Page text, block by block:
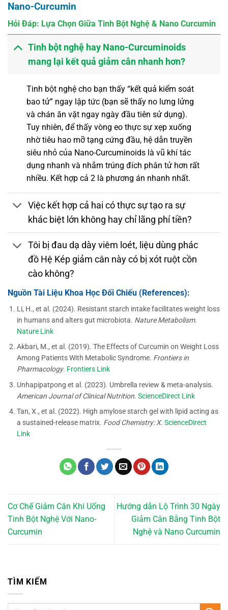
Nano-Curcumin
Hỏi Đáp: Lựa Chọn Giữa Tinh Bột Nghệ & Nano Curcumin
Tinh bột nghệ hay Nano-Curcuminoids
mang lại kết quả giảm cân nhanh hơn?
Tinh bột nghệ cho bạn thấy “kết quả kiểm soát
bao tử” ngay lập tức (bạn sẽ thấy no lưng lửng
và chán ăn vặt ngay ngày đầu tiên sử dụng).
Tuy nhiên, để thấy vòng eo thực sự xẹp xuống
nhờ tiêu hao mỡ tạng cứng đầu, hệ dẫn truyền
siêu nhỏ của Nano-Curcuminoids là vũ khí tác
dụng nhanh và nhắm trúng đích phân tử hơn rất
nhiều. Kết hợp cả 2 là phương án nhanh nhất.
Việc kết hợp cả hai có thực sự tạo ra sự
khác biệt lớn không hay chỉ lãng phí tiền?
Tôi bị đau dạ dày viêm loét, liệu dùng phác
đồ Hệ Kép giảm cân này có bị xót ruột cồn
cào không?
Nguồn Tài Liệu Khoa Học Đối Chiếu (References):
Li, H., et al. (2024). Resistant starch intake facilitates weight loss
in humans and alters gut microbiota. Nature Metabolism.
Nature Link
Akbari, M., et al. (2019). The Effects of Curcumin on Weight Loss
Among Patients With Metabolic Syndrome. Frontiers in
Pharmacology. Frontiers Link
Unhapipatpong et al. (2023). Umbrella review & meta-analysis.
American Journal of Clinical Nutrition.ScienceDirect Link
Tan, X., et al. (2022). High amylose starch gel with lipid acting as
a sustained-release matrix. Food Chemistry: X.ScienceDirect
Link
Cơ Chế Giảm Cân Khi Uống
Tinh Bột Nghệ Với Nano-
Curcumin
Hướng dẫn Lộ Trình 30 Ngày
Giảm Cân Bằng Tinh Bột
Nghệ và Nano Curcumin
TÌM KIẾM